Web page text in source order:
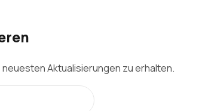
Aktualisierungen zu erhalten.